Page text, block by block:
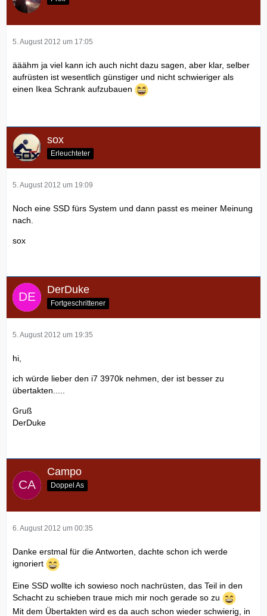
5. August 2012 um 17:05
ääähm ja viel kann ich auch nicht dazu sagen, aber klar, selber
aufrüsten ist wesentlich günstiger und nicht schwieriger als
einen Ikea Schrank aufzubauen
sox
Erleuchteter
5. August 2012 um 19:09
Noch eine SSD fürs System und dann passt es meiner Meinung
nach.
sox
DerDuke
Fortgeschrittener
5. August 2012 um 19:35
hi,
ich würde lieber den i7 3970k nehmen, der ist besser zu
übertakten.....
Gruß
DerDuke
Campo
Doppel As
6. August 2012 um 00:35
Danke erstmal für die Antworten, dachte schon ich werde
ignoriert
Eine SSD wollte ich sowieso noch nachrüsten, das Teil in den
Schacht zu schieben traue mich mir noch gerade so zu
Mit dem Übertakten wird es da auch schon wieder schwierig, in